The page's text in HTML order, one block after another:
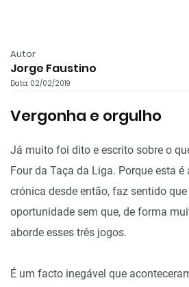
Autor
Jorge Faustino
Data: 02/02/2019
Vergonha e orgulho
Já muito foi dito e escrito sobre o
Four da Taça da Liga. Porque esta
crónica desde então, faz sentido
oportunidade sem que, de forma
aborde esses três jogos.
É um facto inegável que